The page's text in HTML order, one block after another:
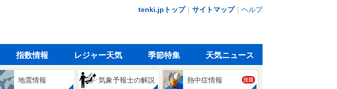
tenki.jpトップ｜ サイトマップ｜ ヘルプ
指数情報 レジャー天気 季節特集 天気ニュース
地震情報 気象予報士の解説 熱中症情報 注目